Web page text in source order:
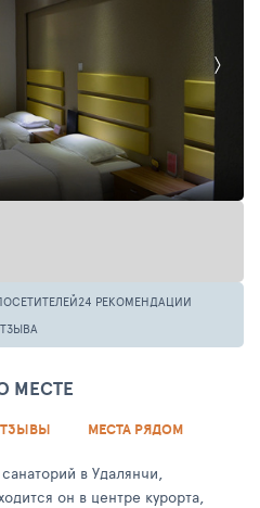
24 РЕКОМЕНДАЦИИ
МЕСТЕ
МЕСТА РЯДОМ
в Удалянчи,
он в центре курорта,